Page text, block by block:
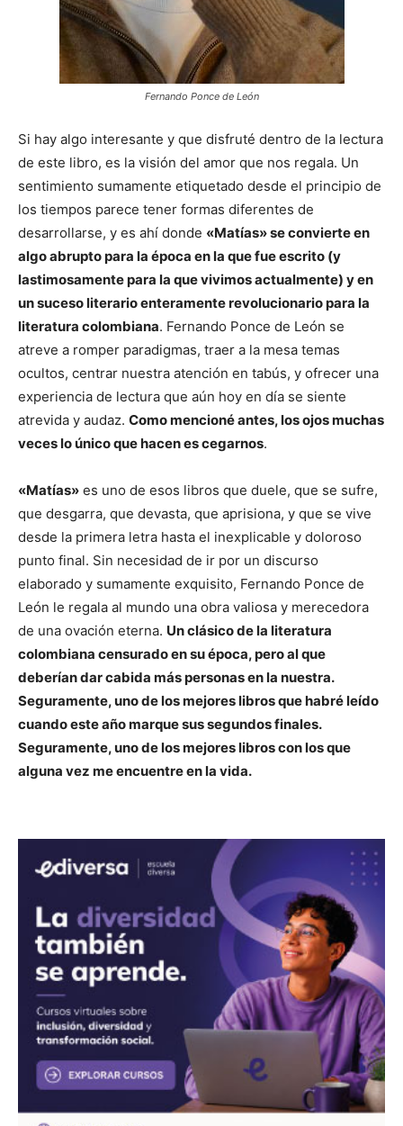
Fernando Ponce de León
Si hay algo interesante y que disfruté dentro de la lectura
de este libro, es la visión del amor que nos regala. Un
sentimiento sumamente etiquetado desde el principio de
los tiempos parece tener formas diferentes de
desarrollarse, y es ahí donde «Matías» se convierte en
algo abrupto para la época en la que fue escrito (y
lastimosamente para la que vivimos actualmente) y en
un suceso literario enteramente revolucionario para la
literatura colombiana. Fernando Ponce de León se
atreve a romper paradigmas, traer a la mesa temas
ocultos, centrar nuestra atención en tabús, y ofrecer una
experiencia de lectura que aún hoy en día se siente
atrevida y audaz. Como mencioné antes, los ojos muchas
veces lo único que hacen es cegarnos.
«Matías» es uno de esos libros que duele, que se sufre,
que desgarra, que devasta, que aprisiona, y que se vive
desde la primera letra hasta el inexplicable y doloroso
punto final. Sin necesidad de ir por un discurso
elaborado y sumamente exquisito, Fernando Ponce de
León le regala al mundo una obra valiosa y merecedora
de una ovación eterna. Un clásico de la literatura
colombiana censurado en su época, pero al que
deberían dar cabida más personas en la nuestra.
Seguramente, uno de los mejores libros que habré leído
cuando este año marque sus segundos finales.
Seguramente, uno de los mejores libros con los que
alguna vez me encuentre en la vida.